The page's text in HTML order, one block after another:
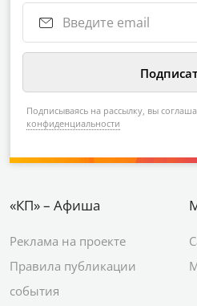
Подписываясь на рассылку, вы
конфиденциальности
«КП» – Афиша
Реклама на проекте
Правила публикации
события